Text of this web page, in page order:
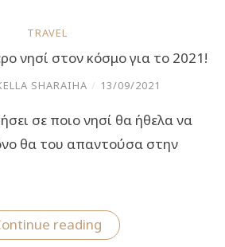
TRAVEL
νησί στον κόσμο για το 2021!
SHARAIHA / 13/09/2021
σε ποιο νησί θα ήθελα να
θα του απαντούσα στην
reading“Μήλος:
Το